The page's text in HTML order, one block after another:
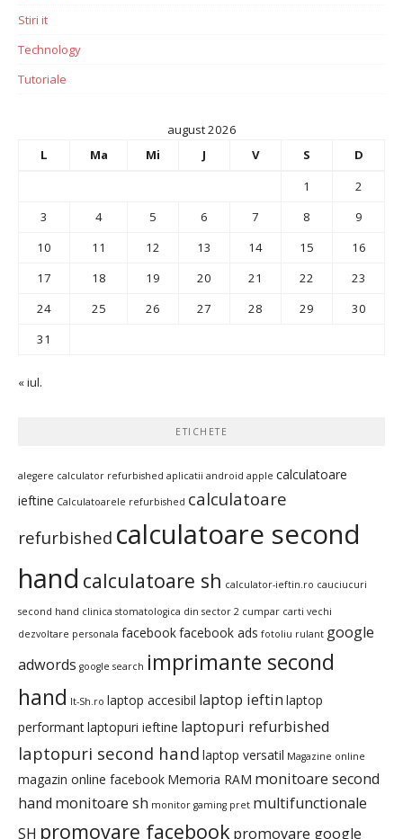
Stiri it
Technology
Tutoriale
august 2026
L
Ma Mi J V S
D
1
2
3
4 5 6 7 8
9
10
11 12 13 14 15
16
17
18 19 20 21 22
23
24
25 26 27 28 29
30
31
« iul.
ETICHETE
alegere calculator refurbished aplicatii android apple calculatoare
ieftine Calculatoarele refurbished calculatoare
refurbished calculatoare second
hand calculatoare sh calculator-ieftin.ro cauciucuri
second hand clinica stomatologica din sector 2 cumpar carti vechi
dezvoltare personala facebookfacebook ads fotoliu rulant google
adwords google search imprimante second
hand It-Sh.ro laptop accesibil laptop ieftin laptop
performantlaptopuri ieftine laptopuri refurbished
laptopuri second hand laptop versatil Magazine online
magazin online facebook Memoria RAM monitoare second
hand monitoare sh monitor gaming pret multifunctionale
SH promovare facebookpromovare google